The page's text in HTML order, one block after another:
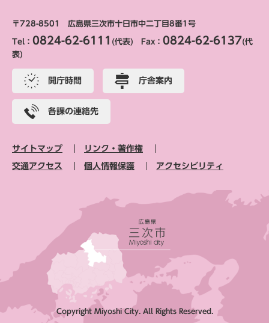
〒728-8501 広島県三次市十日市中二丁目8番1号
Tel： 0824-62-6111 (代表) Fax： 0824-62-6137(代
表)
開庁時間 庁舎案内
各課の連絡先
サイトマップ リンク・著作権
交通アクセス 個人情報保護 アクセシビリティ
Copyright Miyoshi City. All Rights Reserved.